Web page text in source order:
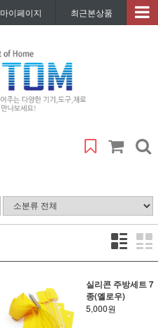
마이페이지 최근본상품
실리콘 주방세트 7
종(옐로우)
5,000원